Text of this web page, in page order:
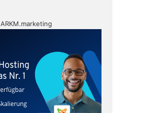
ARKM.marketing